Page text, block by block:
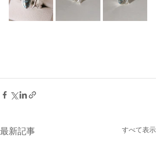
最新記事 すべて表示